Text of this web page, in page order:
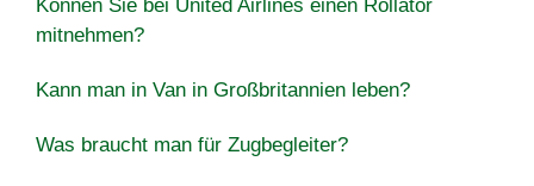
Können Sie bei United Airlines einen Rollator
mitnehmen?
Kann man in Van in Großbritannien leben?
Was braucht man für Zugbegleiter?